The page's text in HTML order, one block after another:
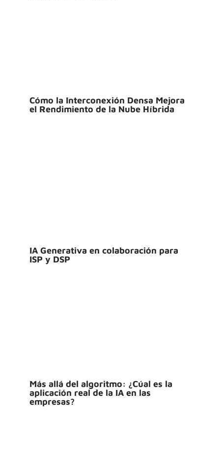
Cómo la Interconexión Densa Mejora
el Rendimiento de la Nube Híbrida
IA Generativa en colaboración para
ISP y DSP
Más allá del algoritmo: ¿Cúal es la
aplicación real de la IA en las
empresas?